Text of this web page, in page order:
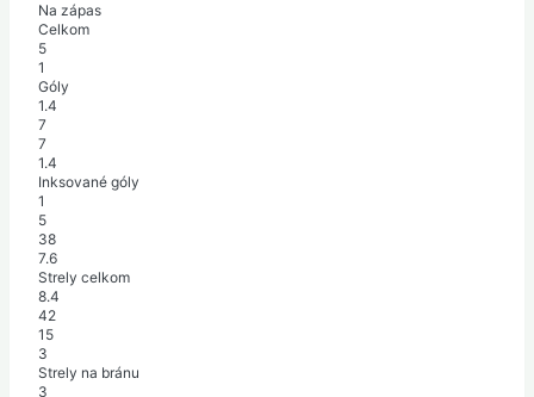
Na zápas
Celkom
5
1
Góly
1.4
7
7
1.4
Inksované góly
1
5
38
7.6
Strely celkom
8.4
42
15
3
Strely na bránu
3